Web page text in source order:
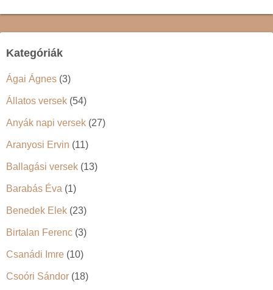
Kategóriák
Ágai Ágnes (3)
Állatos versek (54)
Anyák napi versek (27)
Aranyosi Ervin (11)
Ballagási versek (13)
Barabás Éva (1)
Benedek Elek (23)
Birtalan Ferenc (3)
Csanádi Imre (10)
Csoóri Sándor (18)